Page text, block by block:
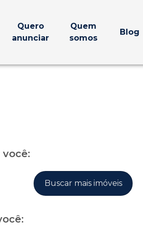
Quero
anunciar
Quem
somos
Blog
Buscar mais imóveis